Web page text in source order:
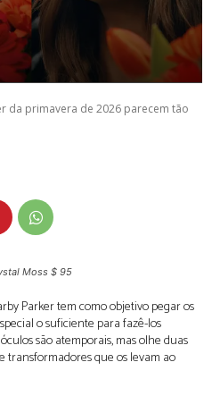
da primavera de 2026 parecem tão
Moss $ 95
Parker tem como objetivo pegar os
o suficiente para fazê-los
são atemporais, mas olhe duas
transformadores que os levam ao